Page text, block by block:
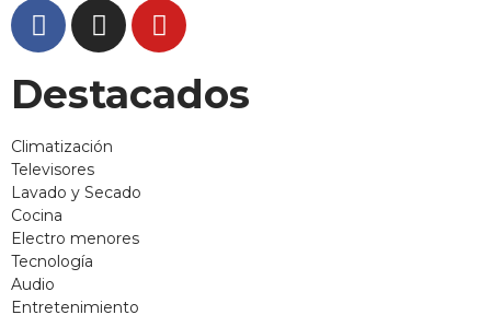
Destacados
Climatización
Televisores
Lavado y Secado
Cocina
Electro menores
Tecnología
Audio
Entretenimiento